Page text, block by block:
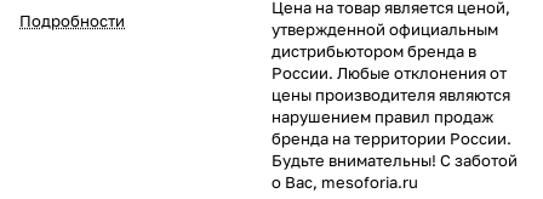
отбеливание кожного покрова,
вывод токсичных веществ.
Подробности
Цена на товар является ценой,
утвержденной официальным
дистрибьютором бренда в
России. Любые отклонения от
цены производителя являются
нарушением правил продаж
бренда на территории России.
Будьте внимательны! С заботой
о Вас, mesoforia.ru